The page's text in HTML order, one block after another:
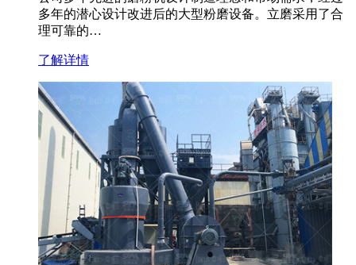
多年的潜心设计改进后的大型粉磨设备。立磨采用了合
理可靠的…
了解详情